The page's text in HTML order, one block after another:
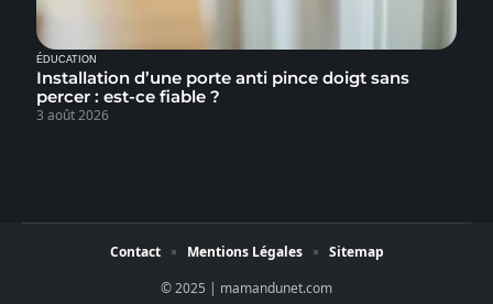
ÉDUCATION
Installation d’une porte anti pince doigt sans
percer : est-ce fiable ?
3 août 2026
© 2025 | mamandunet.com
Contact Mentions Légales Sitemap